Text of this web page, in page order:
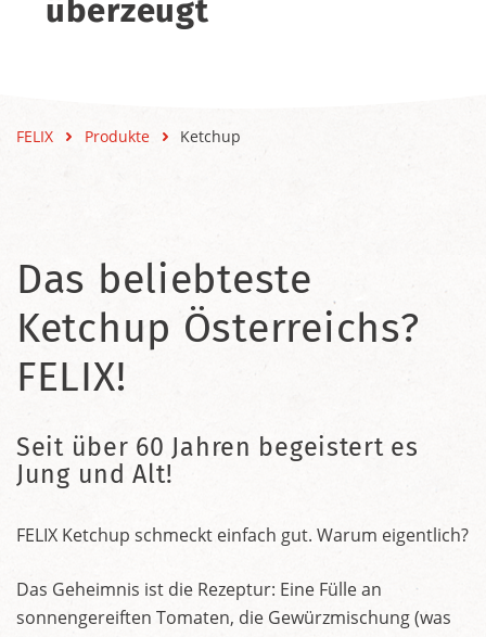
überzeugt
FELIX Produkte Ketchup
Das beliebteste
Ketchup Österreichs?
FELIX!
Seit über 60 Jahren begeistert es
Jung und Alt!
FELIX Ketchup schmeckt einfach gut. Warum eigentlich?
Das Geheimnis ist die Rezeptur: Eine Fülle an
sonnengereiften Tomaten, die Gewürzmischung (was